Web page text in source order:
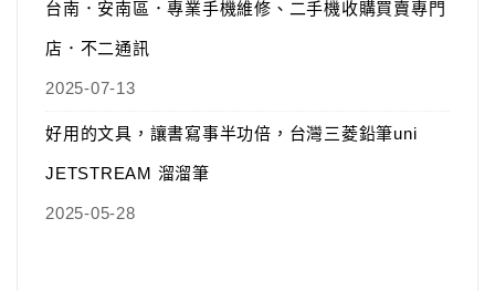
台南．安南區．專業手機維修、二手機收購買賣專門
店．不二通訊
2025-07-13
好用的文具，讓書寫事半功倍，台灣三菱鉛筆uni
JETSTREAM 溜溜筆
2025-05-28